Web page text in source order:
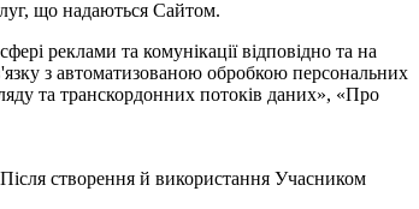
що надаються Сайтом.
реклами та комунікації відповідно та на
з автоматизованою обробкою персональних
та транскордонних потоків даних», «Про
створення й використання Учасником